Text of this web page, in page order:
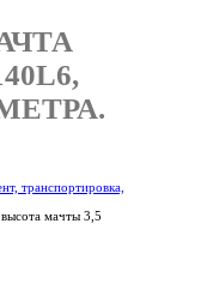
транспортировка,
мачты 3,5